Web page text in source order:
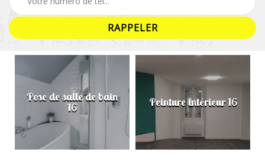
Pose de salle de bain
16 Peinture intérieur 16